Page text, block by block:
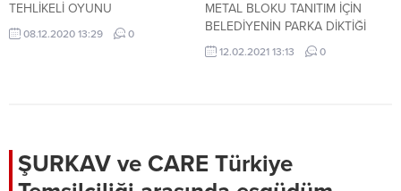
TEHLİKELİ OYUNU
08.12.2020 13:29 0
METAL BLOKU TANITIM İÇİN
BELEDİYENİN PARKA DİKTİĞİ
ORTAYA ÇIKTI
12.02.2021 13:13 0
ŞURKAV ve CARE Türkiye